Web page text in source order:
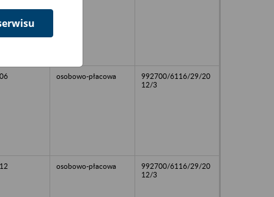
osobowo-płacowa
992700/6116/29/20
12/3
osobowo-płacowa
992700/6116/29/20
12/3